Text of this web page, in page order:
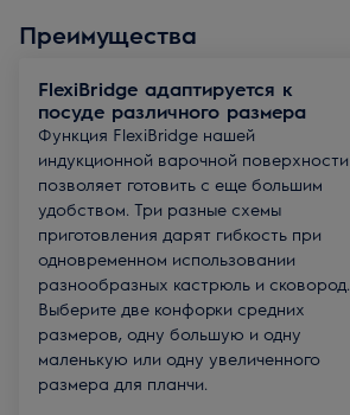
Преимущества
FlexiBridge адаптируется к
посуде различного размера
Функция FlexiBridge нашей
индукционной варочной поверхности
позволяет готовить с еще большим
удобством. Три разные схемы
приготовления дарят гибкость при
одновременном использовании
разнообразных кастрюль и сковород.
Выберите две конфорки средних
размеров, одну большую и одну
маленькую или одну увеличенного
размера для планчи.